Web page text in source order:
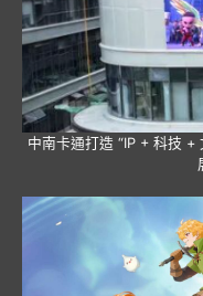
中南卡通打造 “IP + 科技 +